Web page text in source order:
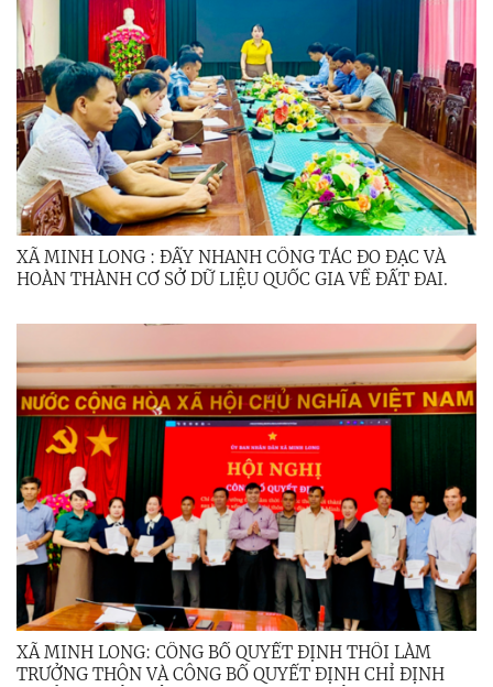
XÃ MINH LONG : ĐẨY NHANH CÔNG TÁC ĐO ĐẠC VÀ
HOÀN THÀNH CƠ SỞ DỮ LIỆU QUỐC GIA VỀ ĐẤT ĐAI.
XÃ MINH LONG: CÔNG BỐ QUYẾT ĐỊNH THÔI LÀM
TRƯỞNG THÔN VÀ CÔNG BỐ QUYẾT ĐỊNH CHỈ ĐỊNH